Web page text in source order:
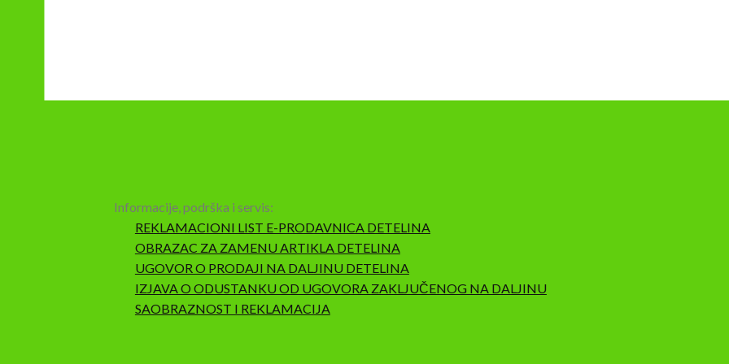
Informacije, podrška i servis:
REKLAMACIONI LIST E-PRODAVNICA DETELINA
OBRAZAC ZA ZAMENU ARTIKLA DETELINA
UGOVOR O PRODAJI NA DALJINU DETELINA
IZJAVA O ODUSTANKU OD UGOVORA ZAKLJUČENOG NA DALJINU
SAOBRAZNOST I REKLAMACIJA